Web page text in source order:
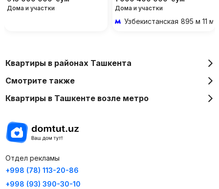
Дома и участки Дома и участки
Узбекистанская 895 м 11
Квартиры в районах Ташкента
Смотрите также
Квартиры в Ташкенте возле метро
Отдел рекламы
+998 (78) 113-20-86
+998 (93) 390-30-10